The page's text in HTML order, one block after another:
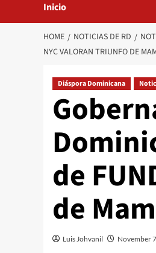
Inicio
HOME NOTICIAS DE RD
NYC VALORAN TRIUNFO DE
Diáspora Dominicana
de
de
Luis Johvanil November